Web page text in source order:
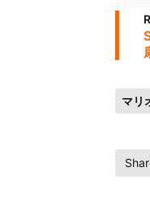
マリ